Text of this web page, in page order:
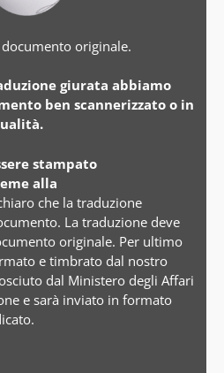
originale.
giurata abbiamo
ben scannerizzato o in
stampato
alla
che la traduzione
La traduzione deve
originale. Per ultimo
e timbrato dal nostro
dal Ministero degli Affari
e sarà inviato in formato